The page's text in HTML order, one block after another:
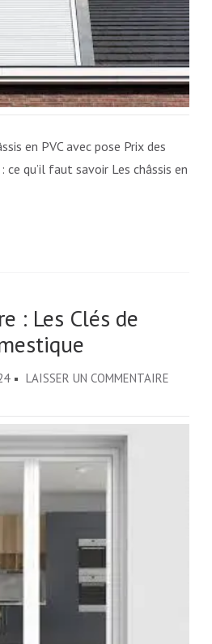
POSE
DE
CHÂSSIS
EN
PVC
en PVC avec pose Prix des
ce qu’il faut savoir Les châssis en …
: Les Clés de
LAISSER UN COMMENTAIRE
ET